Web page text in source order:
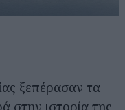
ξεπέρασαν τα